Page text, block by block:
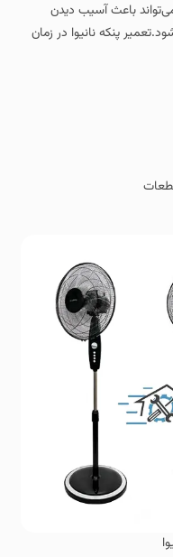
باعث آسیب دیدن
پنکه نانیوا در زمان